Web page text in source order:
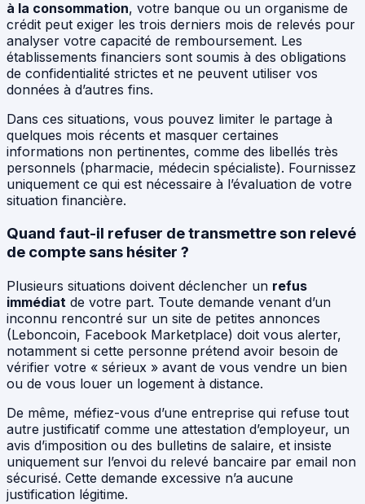
à la consommation, votre banque ou un organisme de
crédit peut exiger les trois derniers mois de relevés pour
analyser votre capacité de remboursement. Les
établissements financiers sont soumis à des obligations
de confidentialité strictes et ne peuvent utiliser vos
données à d’autres fins.
Dans ces situations, vous pouvez limiter le partage à
quelques mois récents et masquer certaines
informations non pertinentes, comme des libellés très
personnels (pharmacie, médecin spécialiste). Fournissez
uniquement ce qui est nécessaire à l’évaluation de votre
situation financière.
Quand faut-il refuser de transmettre son relevé
de compte sans hésiter ?
Plusieurs situations doivent déclencher un refus
immédiat de votre part. Toute demande venant d’un
inconnu rencontré sur un site de petites annonces
(Leboncoin, Facebook Marketplace) doit vous alerter,
notamment si cette personne prétend avoir besoin de
vérifier votre « sérieux » avant de vous vendre un bien
ou de vous louer un logement à distance.
De même, méfiez-vous d’une entreprise qui refuse tout
autre justificatif comme une attestation d’employeur, un
avis d’imposition ou des bulletins de salaire, et insiste
uniquement sur l’envoi du relevé bancaire par email non
sécurisé. Cette demande excessive n’a aucune
justification légitime.